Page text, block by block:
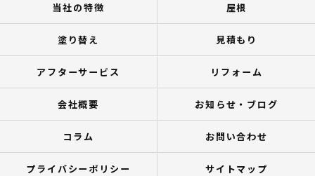
当社の特徴 屋根
塗り替え 見積もり
アフターサービス リフォーム
会社概要 お知らせ・ブログ
コラム お問い合わせ
プライバシーポリシー サイトマップ